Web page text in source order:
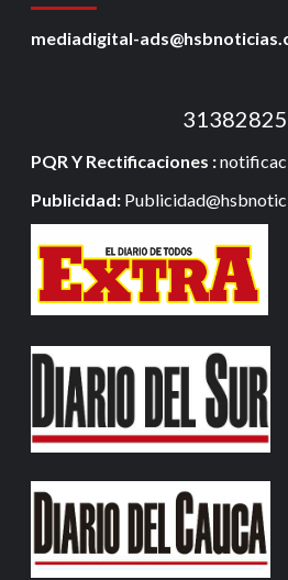
mediadigital-
PQR Y Rectificaciones :
Publicidad: